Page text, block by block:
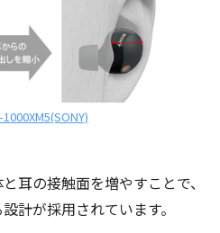
1000XM5(SONY)
耳の接触面を増やすことで、
計が採用されています。